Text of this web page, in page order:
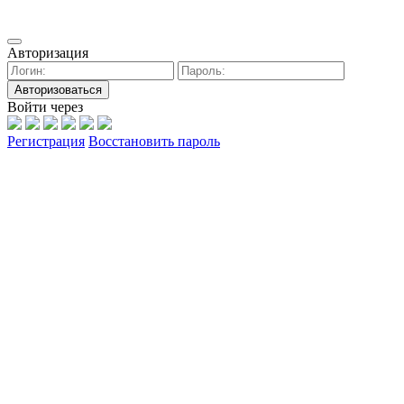
Авторизация
Авторизоваться
Войти через
Регистрация Восстановить пароль